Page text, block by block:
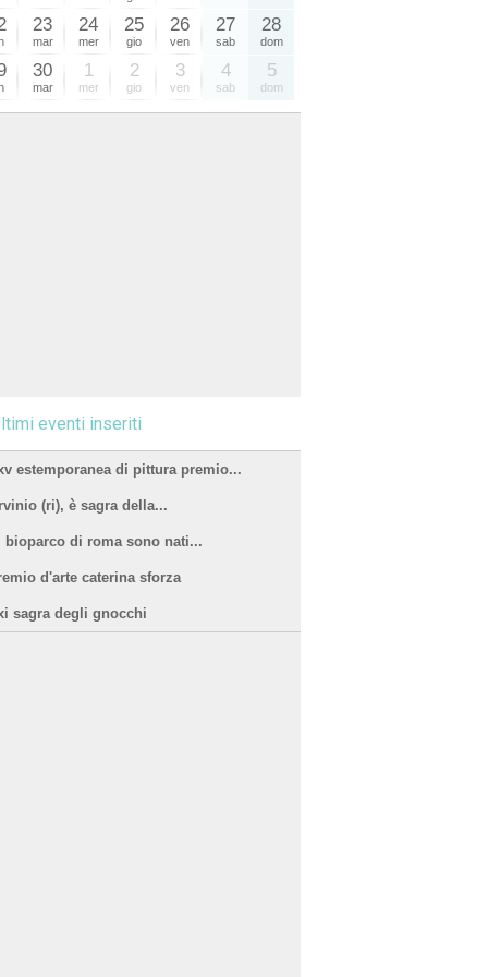
23
mar
24
mer
25
gio
26
ven
27
sab
28
dom
30
mar
1
mer
2
gio
3
ven
4
sab
5
dom
eventi inseriti
estemporanea di pittura premio...
(ri), è sagra della...
bioparco di roma sono nati...
d'arte caterina sforza
sagra degli gnocchi